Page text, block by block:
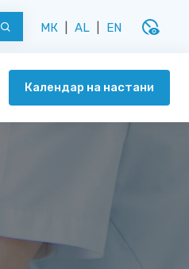
МК AL EN disabled_visible
Календар на настани